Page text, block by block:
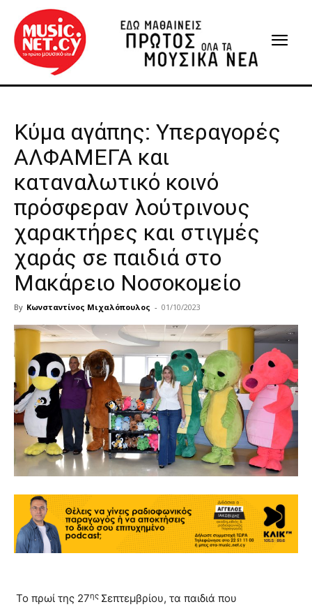
Κύμα αγάπης: Υπεραγορές
ΑΛΦΑΜΕΓΑ και
καταναλωτικό κοινό
πρόσφεραν λούτρινους
χαρακτήρες και στιγμές
χαράς σε παιδιά στο
Μακάρειο Νοσοκομείο
By Κωνσταντίνος Μιχαλόπουλος - 01/10/2023
Το πρωί της 27ης Σεπτεμβρίου, τα παιδιά που